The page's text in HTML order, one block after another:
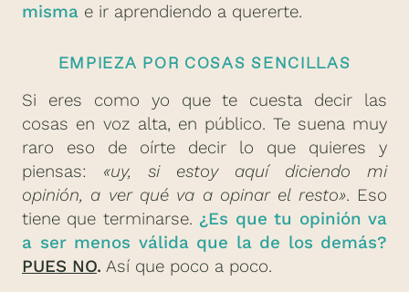
misma e ir aprendiendo a quererte.
EMPIEZA POR COSAS SENCILLAS
Si eres como yo que te cuesta decir las
cosas en voz alta, en público. Te suena muy
raro eso de oírte decir lo que quieres y
piensas: «uy, si estoy aquí diciendo mi
opinión, a ver qué va a opinar el resto». Eso
tiene que terminarse. ¿Es que tu opinión va
a ser menos válida que la de los demás?
PUES NO. Así que poco a poco.